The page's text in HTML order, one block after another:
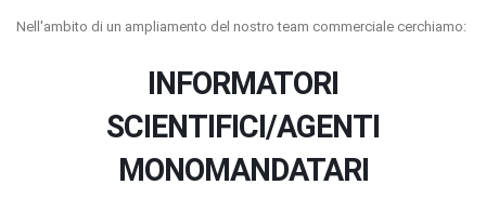
Nell'ambito di un ampliamento del nostro team commerciale cerchiamo:
INFORMATORI
SCIENTIFICI/AGENTI
MONOMANDATARI